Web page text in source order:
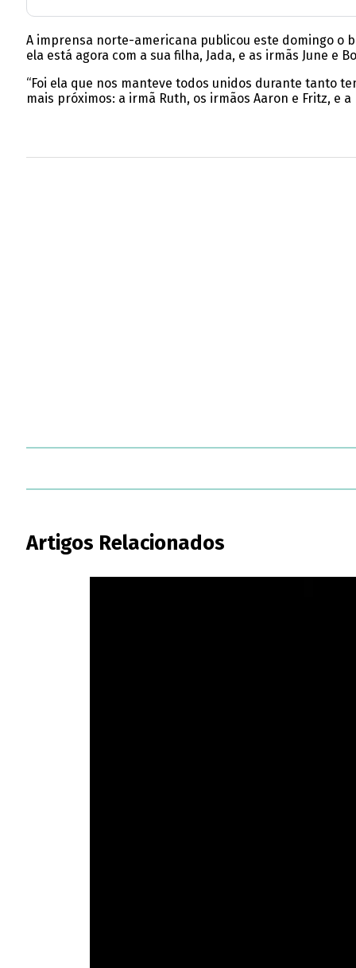
A imprensa norte-americana publicou este domingo o
ela está agora com a sua filha, Jada, e as irmãs June e
“Foi ela que nos manteve todos unidos durante tanto
mais próximos: a irmã Ruth, os irmãos Aaron e Fritz, e
Artigos Relacionados